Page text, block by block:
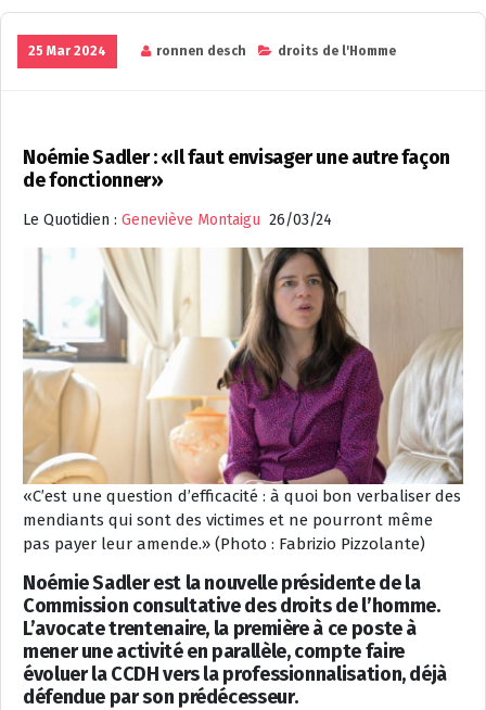
25 Mar 2024 ronnen desch droits de l'Homme
Noémie Sadler : «Il faut envisager une autre façon
de fonctionner»
Le Quotidien : Geneviève Montaigu 26/03/24
«C’est une question d’efficacité : à quoi bon verbaliser des
mendiants qui sont des victimes et ne pourront même
pas payer leur amende.» (Photo : Fabrizio Pizzolante)
Noémie Sadler est la nouvelle présidente de la
Commission consultative des droits de l’homme.
L’avocate trentenaire, la première à ce poste à
mener une activité en parallèle, compte faire
évoluer la CCDH vers la professionnalisation, déjà
défendue par son prédécesseur.